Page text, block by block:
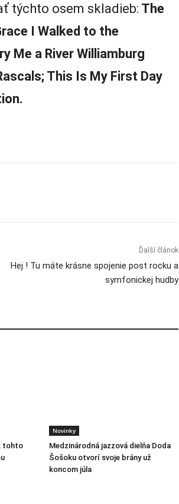
týchto osem skladieb: The
I Walked to the
Me a River Williamburg
This Is My First Day
Ďalší článok
Hej ! Tu máte krásne spojenie post rocku a
symfonickej hudby
tohto
Novinky
Medzinárodná jazzová dielňa Doda
Šošoku otvorí svoje brány už
koncom júla